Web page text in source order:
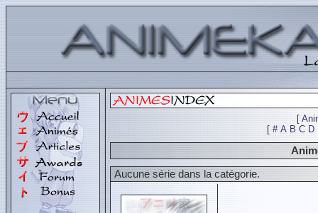
[
[ # A B C D
Aucune série dans la catégorie.